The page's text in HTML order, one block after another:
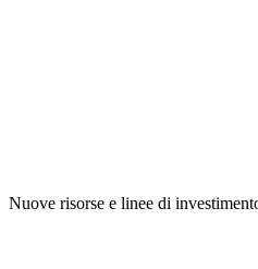
Nuove risorse e linee di